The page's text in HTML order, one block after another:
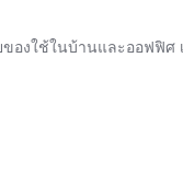
องใช้ในบ้านและออฟฟิศ